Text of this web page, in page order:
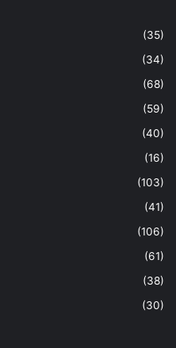
(35)
(34)
(68)
(59)
(40)
(16)
(103)
(41)
(106)
(61)
(38)
(30)